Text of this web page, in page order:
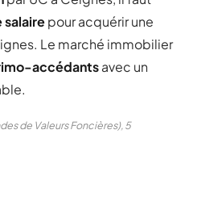
salairepour acquérir une
Le marché immobilier
accédantsavec un
de Valeurs Foncières), 5